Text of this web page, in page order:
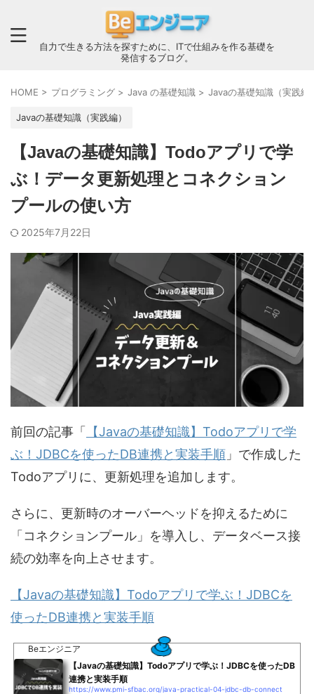
自力で生きる方法を探すために、ITで仕組みを作る基礎を
発信するブログ。
HOME > プログラミング > Java の基礎知識 > Javaの基礎知識（実践編
Javaの基礎知識（実践編）
【Javaの基礎知識】Todoアプリで学
ぶ！データ更新処理とコネクション
プールの使い方
2025年7月22日
前回の記事「
【Javaの基礎知識】Todoアプリで学
ぶ！JDBCを使ったDB連携と実装手順 」で作成した
Todoアプリに、更新処理を追加します。
さらに、更新時のオーバーヘッドを抑えるために
「コネクションプール」を導入し、データベース接
続の効率を向上させます。
【Javaの基礎知識】Todoアプリで学ぶ！JDBCを
使ったDB連携と実装手順
Beエンジニア
【Javaの基礎知識】Todoアプリで学ぶ！JDBCを使ったDB
連携と実装手順
https://www.pmi-sfbac.org/java-practical-04-jdbc-db-connect